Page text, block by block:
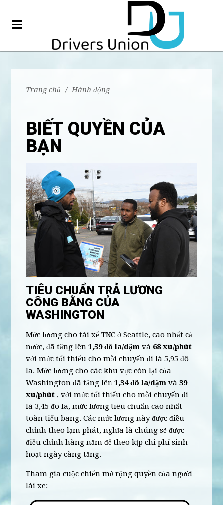
Trang chủ / Hành động
BIẾT QUYỀN CỦA
BẠN
TIÊU CHUẨN TRẢ LƯƠNG
CÔNG BẰNG CỦA
WASHINGTON
Mức lương cho tài xế TNC ở Seattle, cao nhất cả
nước, đã tăng lên 1,59 đô la/dặm và 68 xu/phút
với mức tối thiểu cho mỗi chuyến đi là 5,95 đô
la. Mức lương cho các khu vực còn lại của
Washington đã tăng lên 1,34 đô la/dặm và 39
xu/phút , với mức tối thiểu cho mỗi chuyến đi
là 3,45 đô la, mức lương tiêu chuẩn cao nhất
toàn tiểu bang. Các mức lương này được điều
chỉnh theo lạm phát, nghĩa là chúng sẽ được
điều chỉnh hàng năm để theo kịp chi phí sinh
hoạt ngày càng tăng.
Tham gia cuộc chiến mở rộng quyền của người
lái xe: